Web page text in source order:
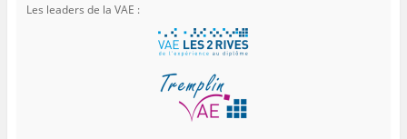
Les leaders de la VAE :